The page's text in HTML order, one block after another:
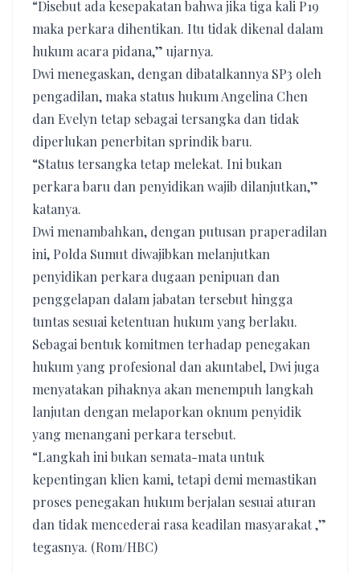
“Disebut ada kesepakatan bahwa jika tiga kali P19
maka perkara dihentikan. Itu tidak dikenal dalam
hukum acara pidana,” ujarnya.
Dwi menegaskan, dengan dibatalkannya SP3 oleh
pengadilan, maka status hukum Angelina Chen
dan Evelyn tetap sebagai tersangka dan tidak
diperlukan penerbitan sprindik baru.
“Status tersangka tetap melekat. Ini bukan
perkara baru dan penyidikan wajib dilanjutkan,”
katanya.
Dwi menambahkan, dengan putusan praperadilan
ini, Polda Sumut diwajibkan melanjutkan
penyidikan perkara dugaan penipuan dan
penggelapan dalam jabatan tersebut hingga
tuntas sesuai ketentuan hukum yang berlaku.
Sebagai bentuk komitmen terhadap penegakan
hukum yang profesional dan akuntabel, Dwi juga
menyatakan pihaknya akan menempuh langkah
lanjutan dengan melaporkan oknum penyidik
yang menangani perkara tersebut.
“Langkah ini bukan semata-mata untuk
kepentingan klien kami, tetapi demi memastikan
proses penegakan hukum berjalan sesuai aturan
dan tidak mencederai rasa keadilan masyarakat ,”
tegasnya. (Rom/HBC)